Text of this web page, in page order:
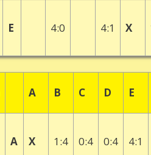
E 4:0 4:1 X
A B C D E
A X 1:4 0:4 0:4 4:1